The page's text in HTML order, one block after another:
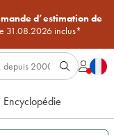
d’estimation de
31.08.2026 inclus*
Encyclopédie